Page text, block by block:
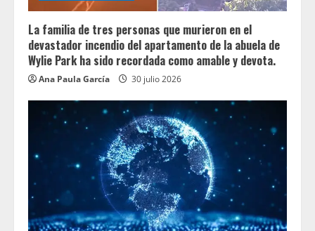
La familia de tres personas que murieron en el
devastador incendio del apartamento de la abuela de
Wylie Park ha sido recordada como amable y devota.
Ana Paula García 30 julio 2026